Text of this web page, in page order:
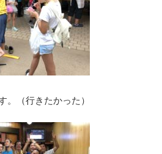
。（行きたかった）